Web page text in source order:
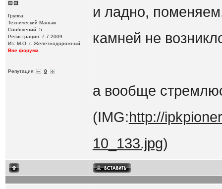
Группа:
Технический Маньяк
Сообщений: 5
Регистрация: 7.7.2009
Из: М.О. г. Железнодорожный
Вне форума
Репутация: 0
и ладно,
камней не
а вообще
(IMG:http://
10_133.jpg)